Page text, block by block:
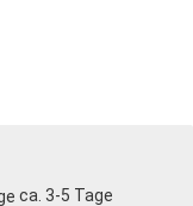
ca. 3-5 Tage